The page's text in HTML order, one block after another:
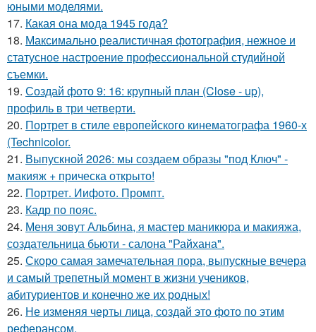
юными моделями.
17. Какая она мода 1945 года?
18. Максимально реалистичная фотография, нежное и
статусное настроение профессиональной студийной
съемки.
19. Создай фото 9: 16: крупный план (Close - up),
профиль в три четверти.
20. Портрет в стиле европейского кинематографа 1960-х
(Technicolor.
21. Выпускной 2026: мы создаем образы "под Ключ" -
макияж + прическа открыто!
22. Портрет. Иифото. Промпт.
23. Кадр по пояс.
24. Меня зовут Альбина, я мастер маникюра и макияжа,
создательница бьюти - салона "Райхана".
25. Скоро самая замечательная пора, выпускные вечера
и самый трепетный момент в жизни учеников,
абитуриентов и конечно же их родных!
26. Не изменяя черты лица, создай это фото по этим
реферансом.